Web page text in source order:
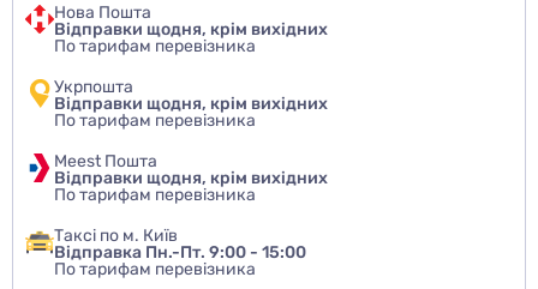
Нова Пошта
Відправки щодня, крім вихідних
По тарифам перевізника
Укрпошта
Відправки щодня, крім вихідних
По тарифам перевізника
Meest Пошта
Відправки щодня, крім вихідних
По тарифам перевізника
Таксі по м. Київ
Відправка Пн.-Пт. 9:00 - 15:00
По тарифам перевізника